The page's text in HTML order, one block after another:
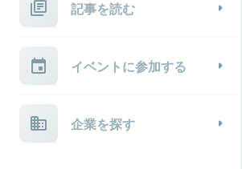
記事を読む
イベントに参加する
企業を探す